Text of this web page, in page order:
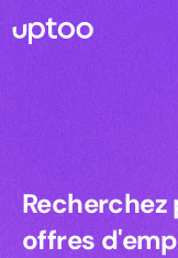
offres